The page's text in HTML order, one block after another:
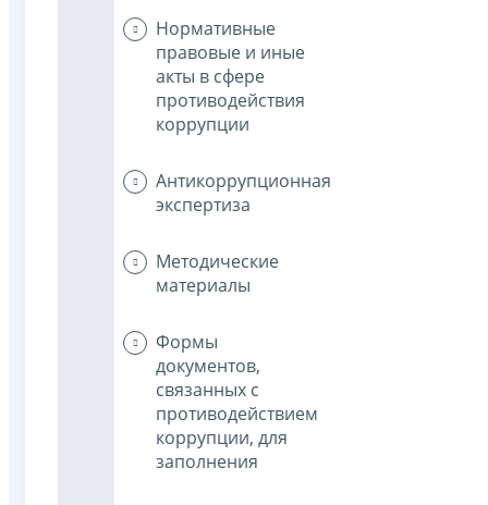
Нормативные
правовые и иные
акты в сфере
противодействия
коррупции
Антикоррупционная
экспертиза
Методические
материалы
Формы
документов,
связанных с
противодействием
коррупции, для
заполнения